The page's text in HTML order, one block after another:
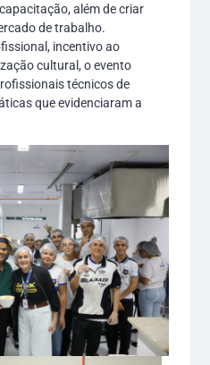
além de criar
de trabalho.
incentivo ao
cultural, o evento
técnicos de
que evidenciaram a